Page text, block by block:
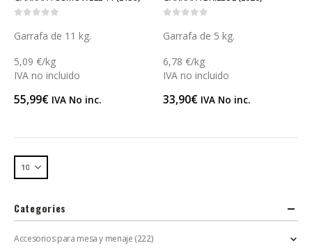
Garrafa de 11 kg.
5,09 €/kg
IVA no incluido
55,99€ IVA No inc.
Garrafa de 5 kg.
6,78 €/kg
IVA no incluido
33,90€ IVA No inc.
Categories
Accesorios para mesa y menaje (222)